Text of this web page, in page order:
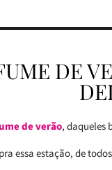
DE
de verão, daqueles
essa estação, de